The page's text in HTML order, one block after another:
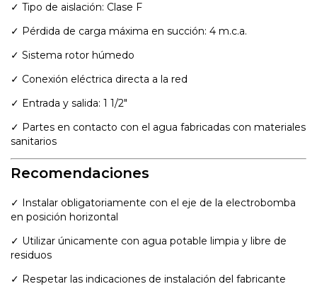
✓ Tipo de aislación: Clase F
✓ Pérdida de carga máxima en succión: 4 m.c.a.
✓ Sistema rotor húmedo
✓ Conexión eléctrica directa a la red
✓ Entrada y salida: 1 1/2"
✓ Partes en contacto con el agua fabricadas con materiales
sanitarios
Recomendaciones
✓ Instalar obligatoriamente con el eje de la electrobomba
en posición horizontal
✓ Utilizar únicamente con agua potable limpia y libre de
residuos
✓ Respetar las indicaciones de instalación del fabricante